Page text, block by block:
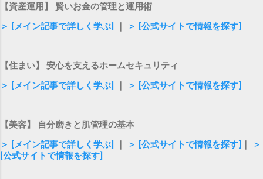
【資産運用】 賢いお金の管理と運用術
＞ [メイン記事で詳しく学ぶ]
＞ [公式サイトで情報を探す]
【住まい】 安心を支えるホームセキュリティ
＞ [メイン記事で詳しく学ぶ]
＞ [公式サイトで情報を探す]
【美容】 自分磨きと肌管理の基本
＞ [メイン記事で詳しく学ぶ]
＞ [公式サイトで情報を探す]
＞
[公式サイトで情報を探す]